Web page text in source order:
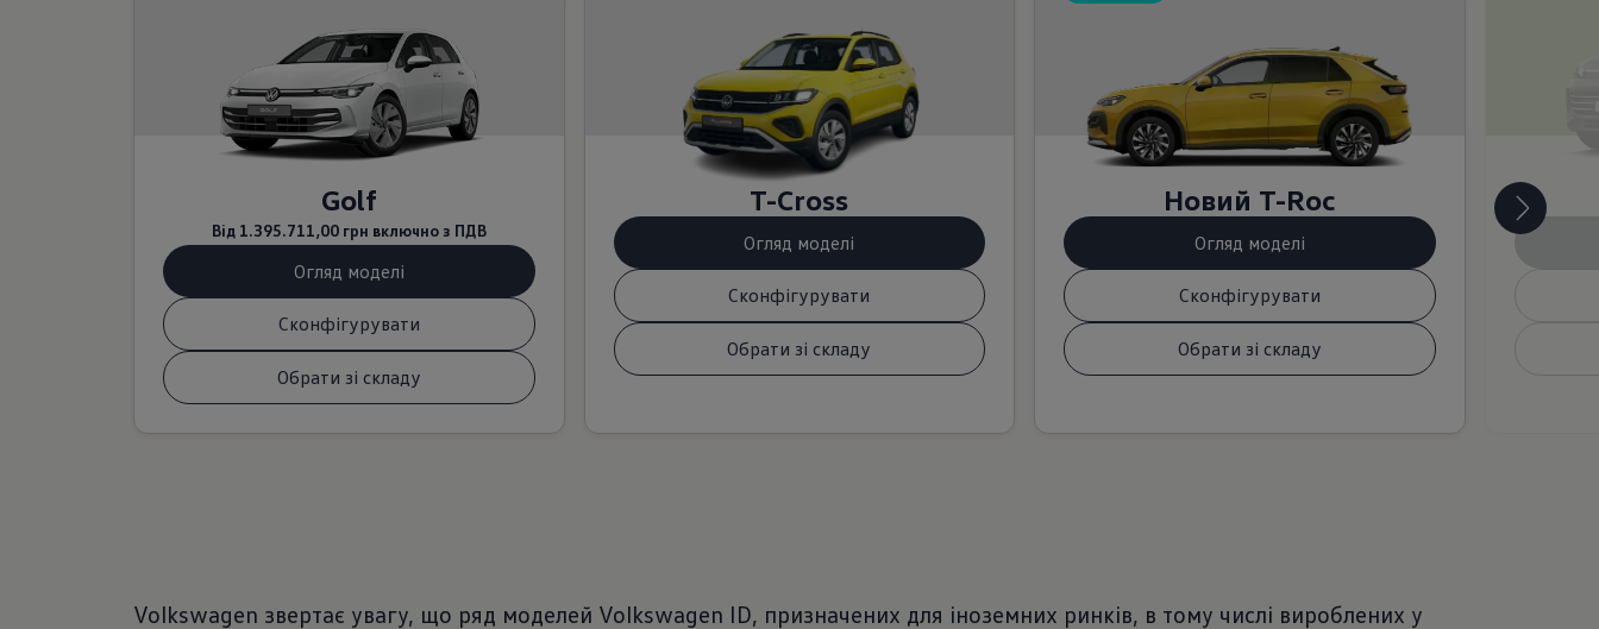
Golf
Від 1.395.711,00 грн включно з ПДВ
Огляд моделі
Сконфігурувати
Обрати зі складу
T-Cross
Огляд моделі
Сконфігурувати
Обрати зі складу
Новий T-Roc
Огляд моделі
Сконфігурувати
Обрати зі складу
Volkswagen звертає увагу, що ряд моделей Volkswagen ID, призначених для іноземних ринків, в тому числі вироблених у